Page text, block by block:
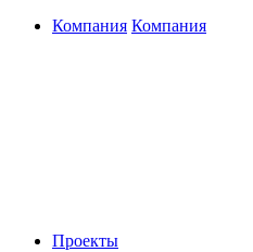
Компания Компания
Проекты